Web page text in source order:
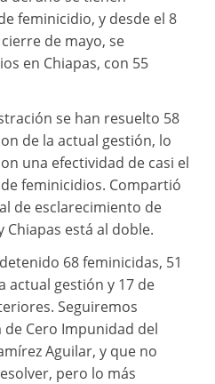
feminicidio, y desde el 8
de mayo, se
en Chiapas, con 55
se han resuelto 58
de la actual gestión, lo
una efectividad de casi el
feminicidios. Compartió
de esclarecimiento de
Chiapas está al doble.
68 feminicidas, 51
actual gestión y 17 de
Seguiremos
Cero Impunidad del
Aguilar, y que no
pero lo más